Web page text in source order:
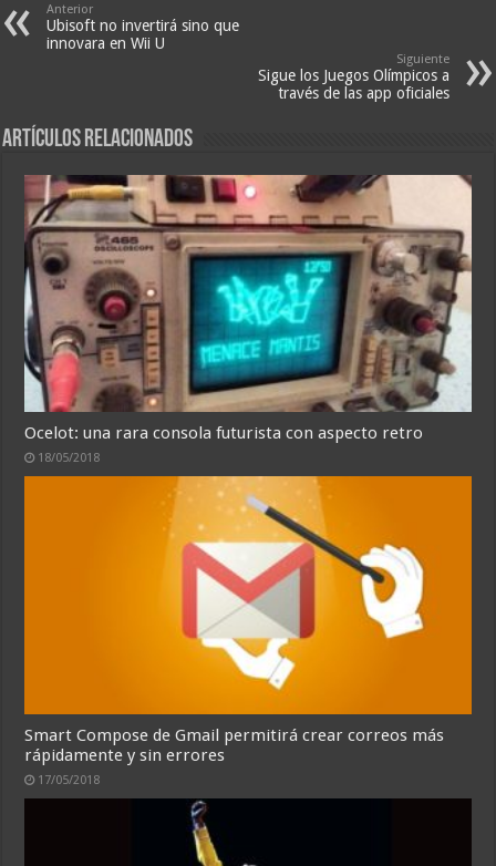
Anterior
Ubisoft no invertirá sino que
innovara en Wii U
Siguiente
Sigue los Juegos Olímpicos a
través de las app oficiales
Artículos relacionados
Ocelot: una rara consola futurista con aspecto retro
18/05/2018
Smart Compose de Gmail permitirá crear correos más
rápidamente y sin errores
17/05/2018